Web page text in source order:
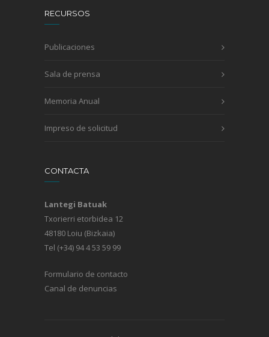
RECURSOS
Publicaciones
Sala de prensa
Memoria Anual
Impreso de solicitud
CONTACTA
Lantegi Batuak
Txorierri etorbidea 12
48180 Loiu (Bizkaia)
Tel (+34) 94 4 53 59 99
Formulario de contacto
Canal de denuncias